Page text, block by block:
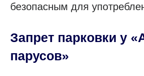
безопасным для
Запрет парковки у
парусов»